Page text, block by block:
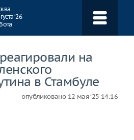
‘26
на
в Стамбуле
опубликовано 12 мая ‘25 14:16